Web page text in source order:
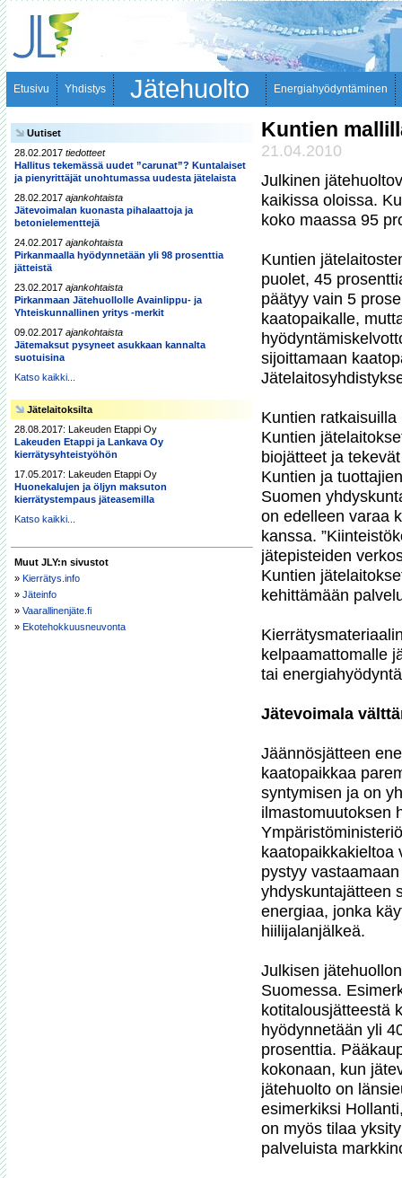
Etusivu Yhdistys Jätehuolto Energiahyödyntäminen
Uutiset
28.02.2017 tiedotteet
Hallitus tekemässä uudet ”carunat”? Kuntalaiset
ja pienyrittäjät unohtumassa uudesta jätelaista
28.02.2017 ajankohtaista
Jätevoimalan kuonasta pihalaattoja ja
betonielementtejä
24.02.2017 ajankohtaista
Pirkanmaalla hyödynnetään yli 98 prosenttia
jätteistä
23.02.2017 ajankohtaista
Pirkanmaan Jätehuollolle Avainlippu- ja
Yhteiskunnallinen yritys -merkit
09.02.2017 ajankohtaista
Jätemaksut pysyneet asukkaan kannalta
suotuisina
Katso kaikki...
Jätelaitoksilta
28.08.2017: Lakeuden Etappi Oy
Lakeuden Etappi ja Lankava Oy
kierrätysyhteistyöhön
17.05.2017: Lakeuden Etappi Oy
Huonekalujen ja öljyn maksuton
kierrätystempaus jäteasemilla
Katso kaikki...
Muut JLY:n sivustot
» Kierrätys.info
» Jäteinfo
» Vaarallinenjäte.fi
» Ekotehokkuusneuvonta
Kuntien
21.04.2010
Julkinen
kaikissa oloissa.
koko maassa 95
Kuntien
puolet, 45
päätyy vain 5
kaatopaikalle,
sijoittamaan
Kuntien
Kuntien
biojätteet ja
Kuntien ja
Suomen
on edelleen varaa
kanssa.
jätepisteiden
Kuntien
kehittämään
kelpaamattomalle
tai
Jätevoimala
Jäännösjätteen
kaatopaikkaa
syntymisen ja on
ilmastomuutoksen
kaatopaikkakieltoa
pystyy
yhdyskuntajätteen
energiaa, jonka
hiilijalanjälkeä.
Julkisen
Suomessa.
kotitalousjätteestä
hyödynnetään yli
prosenttia.
kokonaan, kun
jätehuolto on
esimerkiksi
on myös tilaa
palveluista